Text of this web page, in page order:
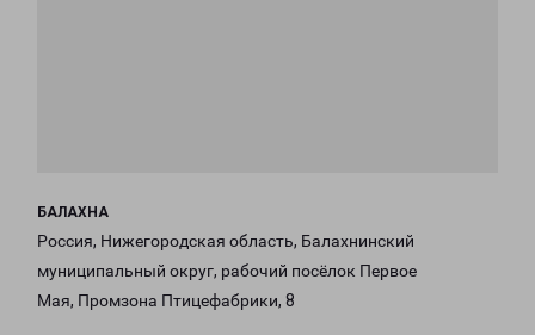
БАЛАХНА
Россия, Нижегородская область, Балахнинский
муниципальный округ, рабочий посёлок Первое
Мая, Промзона Птицефабрики, 8